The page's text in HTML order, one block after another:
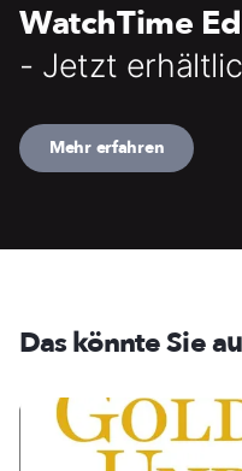
WatchTime
- Jetzt
Mehr erfahren
Das könnte Sie